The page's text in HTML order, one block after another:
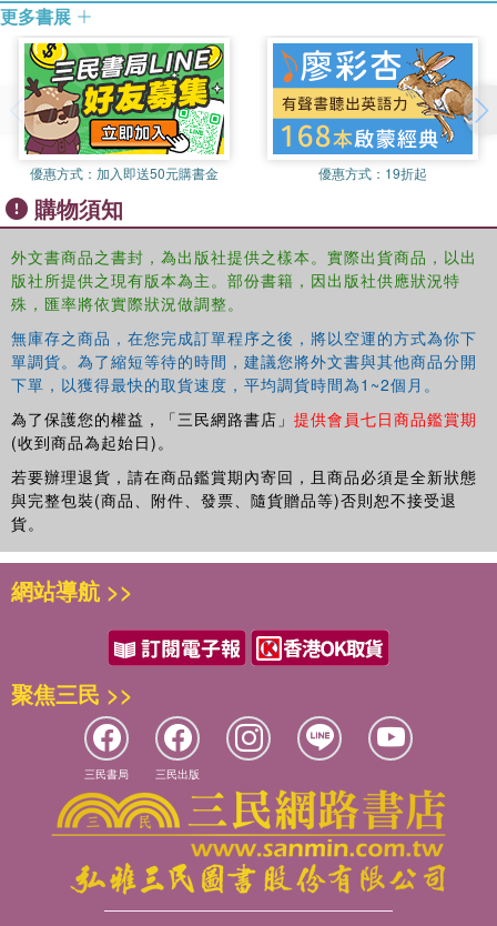
更多書展
優惠方式： 加入即送50元購書金 優惠方式： 19折起
購物須知
外文書商品之書封，為出版社提供之樣本。實際出貨商品，以出
版社所提供之現有版本為主。部份書籍，因出版社供應狀況特
殊，匯率將依實際狀況做調整。
無庫存之商品，在您完成訂單程序之後，將以空運的方式為你下
單調貨。為了縮短等待的時間，建議您將外文書與其他商品分開
下單，以獲得最快的取貨速度，平均調貨時間為1~2個月。
為了保護您的權益，「三民網路書店」 提供會員七日商品鑑賞期
(收到商品為起始日)。
若要辦理退貨，請在商品鑑賞期內寄回，且商品必須是全新狀態
與完整包裝(商品、附件、發票、隨貨贈品等)否則恕不接受退
貨。
網站導航 >>
聚焦三民 >>
三民書局 三民出版